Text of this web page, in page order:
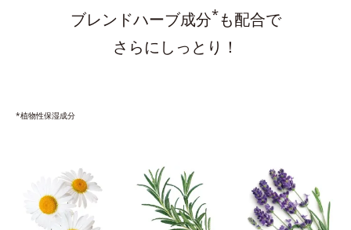
ブレンドハーブ成分*も配合で
さらにしっとり！
*植物性保湿成分